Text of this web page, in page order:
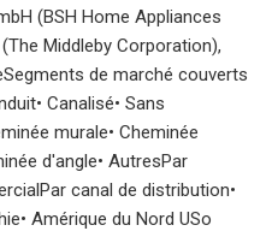
(BSH Home Appliances
Middleby Corporation),
de marché couverts
Canalisé• Sans
murale• Cheminée
d'angle• AutresPar
canal de distribution•
Amérique du Nord USo